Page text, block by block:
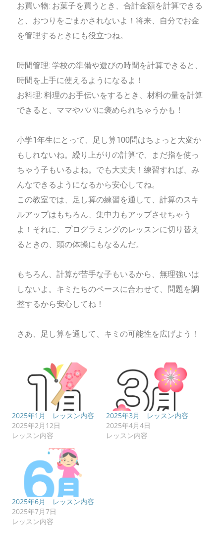
お買い物: お菓子を買うとき、合計金額を計算できる
と、おつりをごまかされないよ！将来、自分でお金
を管理するときにも役立つね。
時間管理: 学校の準備や遊びの時間を計算できると、
時間を上手に使えるようになるよ！
お料理: 料理のお手伝いをするとき、材料の量を計算
できると、ママやパパに褒められちゃうかも！
小学1年生にとって、足し算100問はちょっと大変か
もしれないね。繰り上がりの計算で、まだ指を使っ
ちゃう子もいるよね。でも大丈夫！練習すれば、み
んなできるようになるから安心してね。
この教室では、足し算の練習を通して、計算のスキ
ルアップはもちろん、集中力もアップさせちゃう
よ！それに、プログラミングのレッスンに切り替え
るときの、頭の体操にもなるんだ。
もちろん、計算が苦手な子もいるから、無理強いは
しないよ。キミたちのペースに合わせて、問題を調
整するから安心してね！
さあ、足し算を通して、キミの可能性を広げよう！
2025年1月 レッスン内容
2025年2月12日
レッスン内容
2025年3月 レッスン内容
2025年4月4日
レッスン内容
2025年6月 レッスン内容
2025年7月7日
レッスン内容